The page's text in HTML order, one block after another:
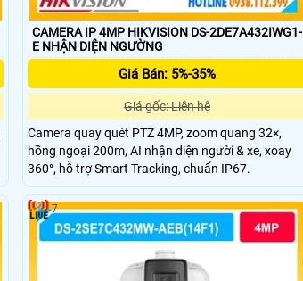
CAMERA IP 4MP HIKVISION DS-2DE7A432IWG1-
E NHẬN DIỆN NGƯỜNG
Giá Bán: 5%-35%
Giá gốc: Liên hệ
Camera quay quét PTZ 4MP, zoom quang 32×,
hồng ngoại 200m, AI nhận diện người & xe, xoay
360°, hỗ trợ Smart Tracking, chuẩn IP67.
7